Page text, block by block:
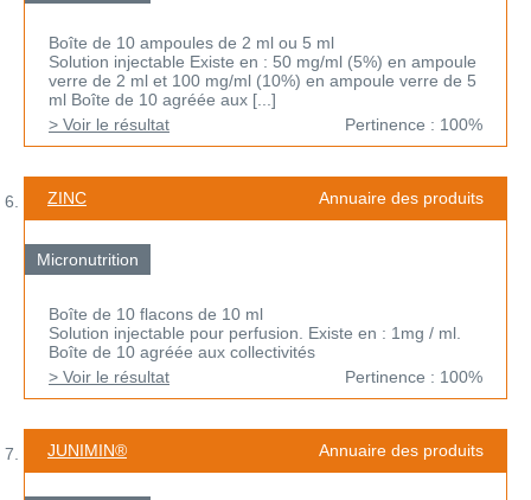
Boîte de 10 ampoules de 2 ml ou 5 ml
Solution injectable Existe en : 50 mg/ml (5%) en ampoule
verre de 2 ml et 100 mg/ml (10%) en ampoule verre de 5
ml Boîte de 10 agréée aux [...]
> Voir le résultat
Pertinence : 100%
ZINC Annuaire des produits
Micronutrition
Boîte de 10 flacons de 10 ml
Solution injectable pour perfusion. Existe en : 1mg / ml.
Boîte de 10 agréée aux collectivités
> Voir le résultat
Pertinence : 100%
JUNIMIN® Annuaire des produits